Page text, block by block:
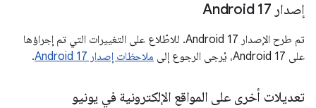
إصدار Android 17
تم طرح الإصدار Android 17. للاطّلاع على التغييرات التي تم إجراؤها
على Android 17، يُرجى الرجوع إلى
ملاحظات إصدار Android 17 .
تعديلات أخرى على المواقع الإلكترونية في يونيو